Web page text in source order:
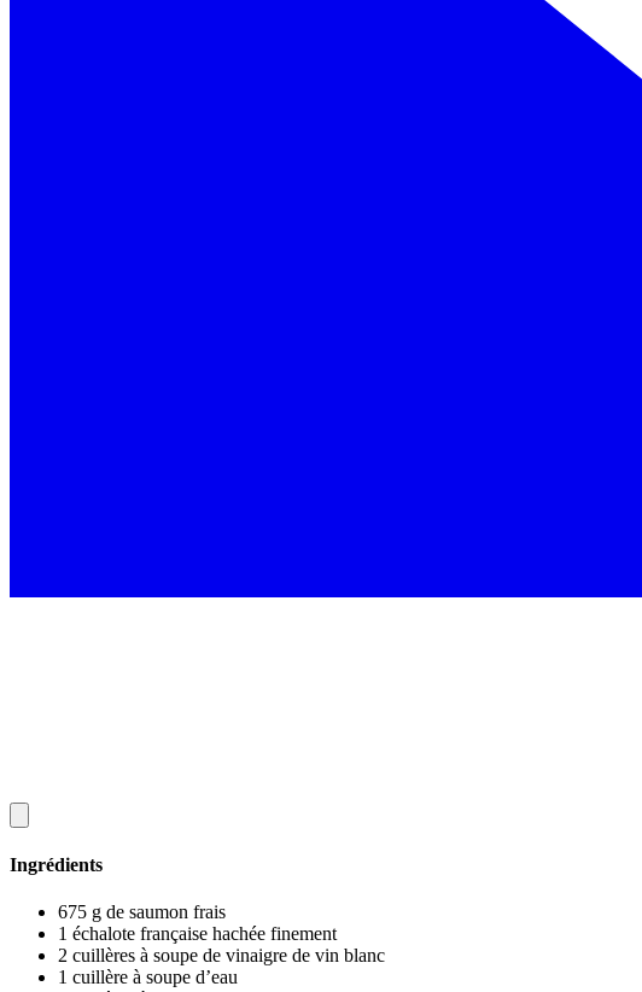
Ingrédients
675 g de saumon frais
1 échalote française hachée finement
2 cuillères à soupe de vinaigre de vin blanc
1 cuillère à soupe d’eau